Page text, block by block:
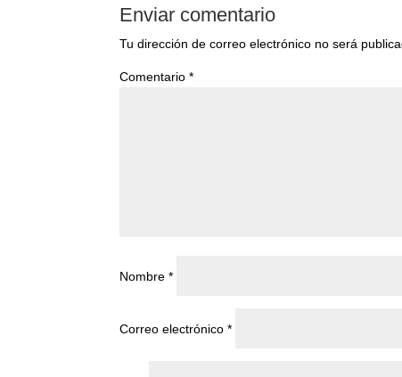
Enviar comentario
Tu dirección de correo electrónico no será
Comentario*
Nombre*
Correo electrónico*